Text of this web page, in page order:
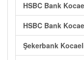
HSBC Bank
HSBC Bank
Şekerbank